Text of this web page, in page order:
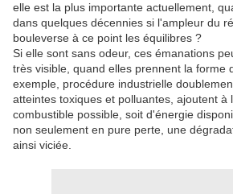
elle est la plus importante actuellement,
dans quelques décennies si l'ampleur du
bouleverse à ce point les équilibres ?
Si elle sont sans odeur, ces émanations
très visible, quand elles prennent la forme
exemple, procédure industrielle
atteintes toxiques et polluantes, ajoutent à
combustible possible, soit d'énergie
non seulement en pure perte, une
ainsi viciée.